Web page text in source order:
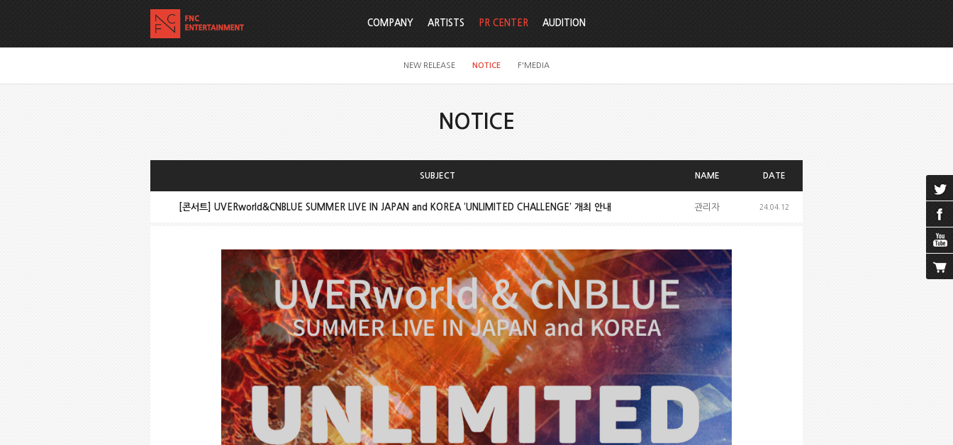
COMPANY ARTISTS PR CENTER
NEW RELEASE NOTICE F'MEDIA
AUDITION
NOTICE
SUBJECT NAME DATE
[콘서트] UVERworld&CNBLUE SUMMER LIVE IN JAPAN and KOREA ‘UNLIMITED CHALLENGE’ 개최 안내 관리자 24.04.12